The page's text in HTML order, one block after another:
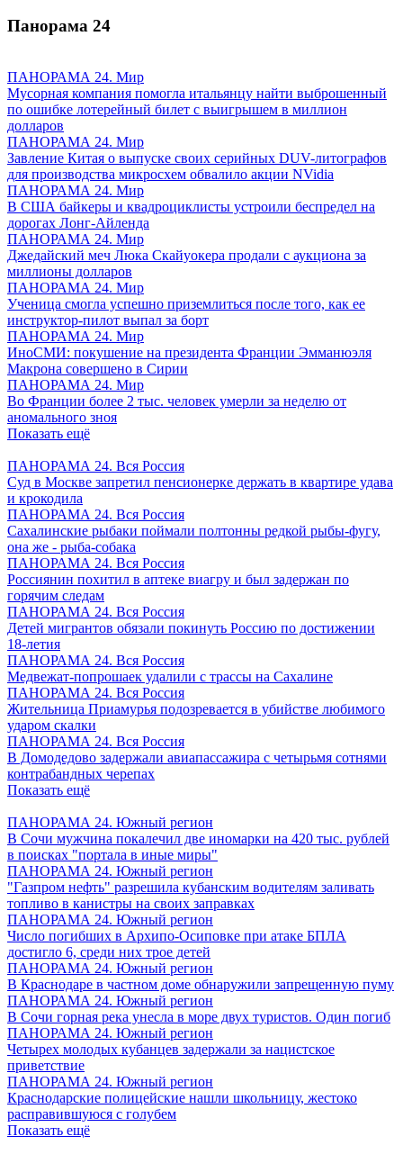
Панорама 24
ПАНОРАМА 24. Мир
Мусорная компания помогла итальянцу найти выброшенный
по ошибке лотерейный билет с выигрышем в миллион
долларов
ПАНОРАМА 24. Мир
Завление Китая о выпуске своих серийных DUV-литографов
для производства микросхем обвалило акции NVidia
ПАНОРАМА 24. Мир
В США байкеры и квадроциклисты устроили беспредел на
дорогах Лонг-Айленда
ПАНОРАМА 24. Мир
Джедайский меч Люка Скайуокера продали с аукциона за
миллионы долларов
ПАНОРАМА 24. Мир
Ученица смогла успешно приземлиться после того, как ее
инструктор-пилот выпал за борт
ПАНОРАМА 24. Мир
ИноСМИ: покушение на президента Франции Эмманюэля
Макрона совершено в Сирии
ПАНОРАМА 24. Мир
Во Франции более 2 тыс. человек умерли за неделю от
аномального зноя
Показать ещё
ПАНОРАМА 24. Вся Россия
Суд в Москве запретил пенсионерке держать в квартире удава
и крокодила
ПАНОРАМА 24. Вся Россия
Сахалинские рыбаки поймали полтонны редкой рыбы-фугу,
она же - рыба-собака
ПАНОРАМА 24. Вся Россия
Россиянин похитил в аптеке виагру и был задержан по
горячим следам
ПАНОРАМА 24. Вся Россия
Детей мигрантов обязали покинуть Россию по достижении
18-летия
ПАНОРАМА 24. Вся Россия
Медвежат-попрошаек удалили с трассы на Сахалине
ПАНОРАМА 24. Вся Россия
Жительница Приамурья подозревается в убийстве любимого
ударом скалки
ПАНОРАМА 24. Вся Россия
В Домодедово задержали авиапассажира с четырьмя сотнями
контрабандных черепах
Показать ещё
ПАНОРАМА 24. Южный регион
В Сочи мужчина покалечил две иномарки на 420 тыс. рублей
в поисках "портала в иные миры"
ПАНОРАМА 24. Южный регион
"Газпром нефть" разрешила кубанским водителям заливать
топливо в канистры на своих заправках
ПАНОРАМА 24. Южный регион
Число погибших в Архипо-Осиповке при атаке БПЛА
достигло 6, среди них трое детей
ПАНОРАМА 24. Южный регион
В Краснодаре в частном доме обнаружили запрещенную пуму
ПАНОРАМА 24. Южный регион
В Сочи горная река унесла в море двух туристов. Один погиб
ПАНОРАМА 24. Южный регион
Четырех молодых кубанцев задержали за нацистское
приветствие
ПАНОРАМА 24. Южный регион
Краснодарские полицейские нашли школьницу, жестоко
расправившуюся с голубем
Показать ещё